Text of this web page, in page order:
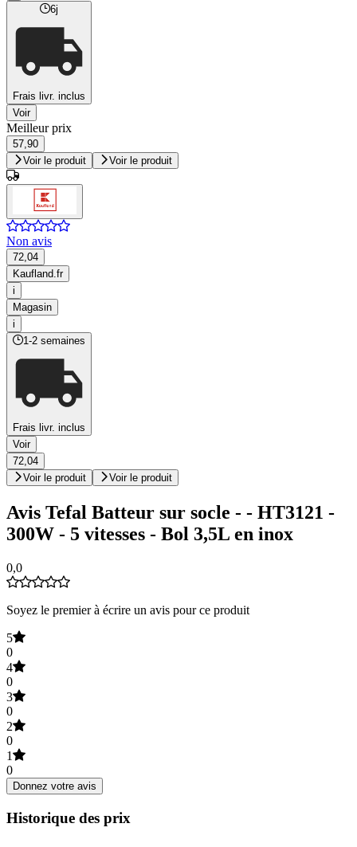
6j
Frais livr. inclus
Voir
Meilleur prix
57,90
Voir le produit
Voir le produit
Non avis
72,04
Kaufland.fr
i
Magasin
i
1-2 semaines
Frais livr. inclus
Voir
72,04
Voir le produit
Voir le produit
Avis Tefal Batteur sur socle - - HT3121 -
300W - 5 vitesses - Bol 3,5L en inox
0,0
Soyez le premier à écrire un avis pour ce produit
5
0
4
0
3
0
2
0
1
0
Donnez votre avis
Historique des prix